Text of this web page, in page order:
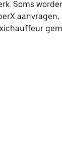
Soms
aanvragen,